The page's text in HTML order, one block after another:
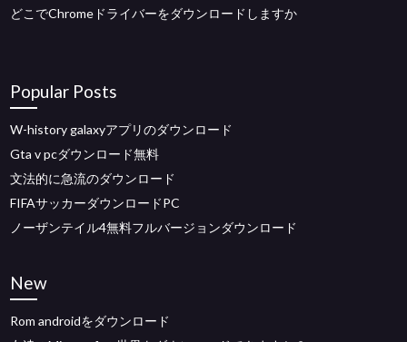
どこでChromeドライバーをダウンロードしますか
Popular Posts
W-history galaxyアプリのダウンロード
Gta v pcダウンロード無料
文法的に急流のダウンロード
FIFAサッカーダウンロードPC
ノーザンテイル4無料フルバージョンダウンロード
New
Rom androidをダウンロード